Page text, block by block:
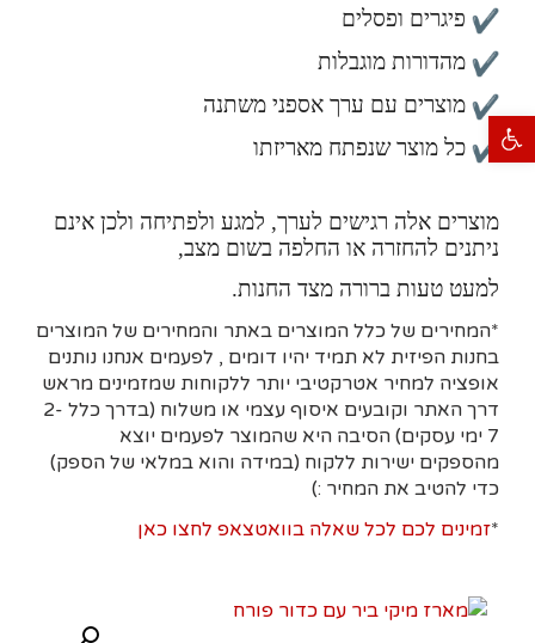
פתח סרגל נגישות
פיגרים ופסלים
מהדורות מוגבלות
מוצרים עם ערך אספני משתנה
כל מוצר שנפתח מאריזתו
מוצרים אלה רגישים לערך, למגע ולפתיחה ולכן אינם
ניתנים להחזרה או החלפה בשום מצב,
למעט טעות ברורה מצד החנות.
*המחירים של כלל המוצרים באתר והמחירים של המוצרים
בחנות הפיזית לא תמיד יהיו דומים , לפעמים אנחנו נותנים
אופציה למחיר אטרקטיבי יותר ללקוחות שמזמינים מראש
דרך האתר וקובעים איסוף עצמי או משלוח (בדרך כלל 2-
7 ימי עסקים)
הסיבה היא שהמוצר לפעמים יוצא
מהספקים ישירות ללקוח (במידה והוא במלאי של הספק)
כדי להטיב את המחיר :)
*זמינים לכם לכל שאלה בוואטצאפ לחצו כאן